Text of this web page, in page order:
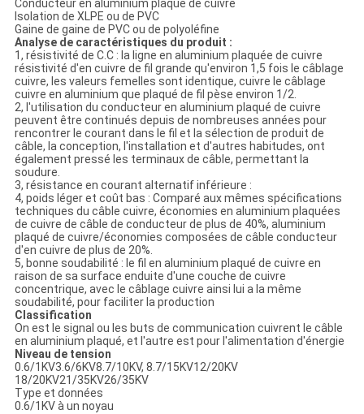
Conducteur en aluminium plaqué de cuivre
Isolation de XLPE ou de PVC
Gaine de gaine de PVC ou de polyoléfine
Analyse de caractéristiques du produit :
1, résistivité de C.C : la ligne en aluminium plaquée de cuivre
résistivité d'en cuivre de fil grande qu'environ 1,5 fois le câblage
cuivre, les valeurs femelles sont identique, cuivre le câblage
cuivre en aluminium que plaqué de fil pèse environ 1/2.
2, l'utilisation du conducteur en aluminium plaqué de cuivre
peuvent être continués depuis de nombreuses années pour
rencontrer le courant dans le fil et la sélection de produit de
câble, la conception, l'installation et d'autres habitudes, ont
également pressé les terminaux de câble, permettant la
soudure.
3, résistance en courant alternatif inférieure :
4, poids léger et coût bas : Comparé aux mêmes spécifications
techniques du câble cuivre, économies en aluminium plaquées
de cuivre de câble de conducteur de plus de 40%, aluminium
plaqué de cuivre/économies composées de câble conducteur
d'en cuivre de plus de 20%.
5, bonne soudabilité : le fil en aluminium plaqué de cuivre en
raison de sa surface enduite d'une couche de cuivre
concentrique, avec le câblage cuivre ainsi lui a la même
soudabilité, pour faciliter la production
Classification
On est le signal ou les buts de communication cuivrent le câble
en aluminium plaqué, et l'autre est pour l'alimentation d'énergie
Niveau de tension
0.6/1KV3.6/6KV8.7/10KV, 8.7/15KV12/20KV
18/20KV21/35KV26/35KV
Type et données
0.6/1KV à un noyau